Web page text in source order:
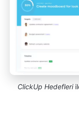
ClickUp Hedefleri